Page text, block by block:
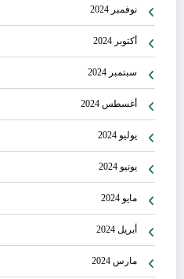
نوفمبر 2024
أكتوبر 2024
سبتمبر 2024
أغسطس 2024
يوليو 2024
يونيو 2024
مايو 2024
أبريل 2024
مارس 2024